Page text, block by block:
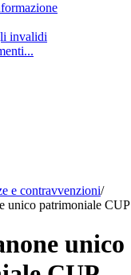
invalidi
e contravvenzioni/
unico patrimoniale CUP
unico